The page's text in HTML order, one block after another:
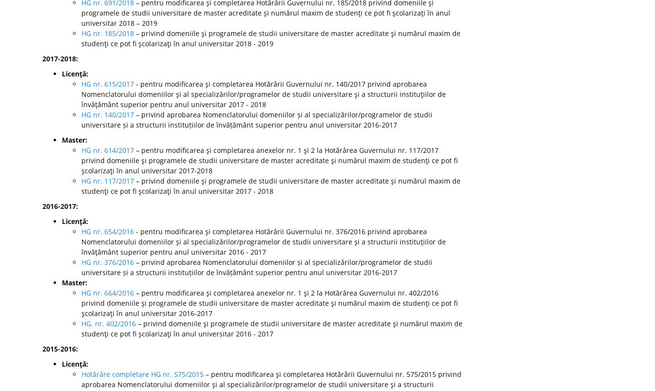
HG nr. 691/2018 – pentru modificarea şi completarea Hotărârii Guvernului nr. 185/2018 privind domeniile şi
programele de studii universitare de master acreditate şi numărul maxim de studenţi ce pot fi şcolarizaţi în anul
universitar 2018 – 2019
HG nr. 185/2018 – privind domeniile şi programele de studii universitare de master acreditate şi numărul maxim de
studenţi ce pot fi şcolarizaţi în anul universitar 2018 - 2019
2017-2018:
Licenţă:
HG nr. 615/2017 - pentru modificarea şi completarea Hotărârii Guvernului nr. 140/2017 privind aprobarea
Nomenclatorului domeniilor şi al specializărilor/programelor de studii universitare şi a structurii instituţiilor de
învăţământ superior pentru anul universitar 2017 - 2018
HG nr. 140/2017 – privind aprobarea Nomenclatorului domeniilor și al specializărilor/programelor de studii
universitare și a structurii instituțiilor de învățământ superior pentru anul universitar 2016-2017
Master:
HG nr. 614/2017 – pentru modificarea şi completarea anexelor nr. 1 şi 2 la Hotărârea Guvernului nr. 117/2017
privind domeniile şi programele de studii universitare de master acreditate şi numărul maxim de studenţi ce pot fi
şcolarizaţi în anul universitar 2017-2018
HG nr. 117/2017 – privind domeniile şi programele de studii universitare de master acreditate şi numărul maxim de
studenţi ce pot fi şcolarizaţi în anul universitar 2017 - 2018
2016-2017:
Licenţă:
HG nr. 654/2016 - pentru modificarea şi completarea Hotărârii Guvernului nr. 376/2016 privind aprobarea
Nomenclatorului domeniilor şi al specializărilor/programelor de studii universitare şi a structurii instituţiilor de
învăţământ superior pentru anul universitar 2016 - 2017
HG nr. 376/2016 – privind aprobarea Nomenclatorului domeniilor și al specializărilor/programelor de studii
universitare și a structurii instituțiilor de învățământ superior pentru anul universitar 2016-2017
Master:
HG nr. 664/2016 – pentru modificarea şi completarea anexelor nr. 1 şi 2 la Hotărârea Guvernului nr. 402/2016
privind domeniile şi programele de studii universitare de master acreditate şi numărul maxim de studenţi ce pot fi
şcolarizaţi în anul universitar 2016-2017
HG. nr. 402/2016 – privind domeniile şi programele de studii universitare de master acreditate şi numărul maxim de
studenţi ce pot fi şcolarizaţi în anul universitar 2016 - 2017
2015-2016:
Licenţă:
Hotărâre completare HG nr. 575/2015 – pentru modificarea şi completarea Hotărârii Guvernului nr. 575/2015 privind
aprobarea Nomenclatorului domeniilor şi al specializărilor/programelor de studii universitare şi a structurii